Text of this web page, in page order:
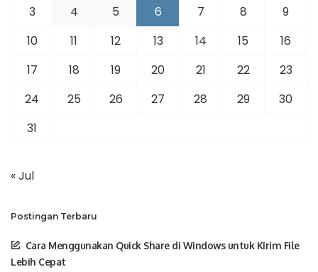
3
4 5 6 7 8
9
10
11 12 13 14 15
16
17
18 19 20 21 22
23
24
25 26 27 28 29
30
31
« Jul
Postingan Terbaru
Cara Menggunakan Quick Share di Windows untuk Kirim File
Lebih Cepat